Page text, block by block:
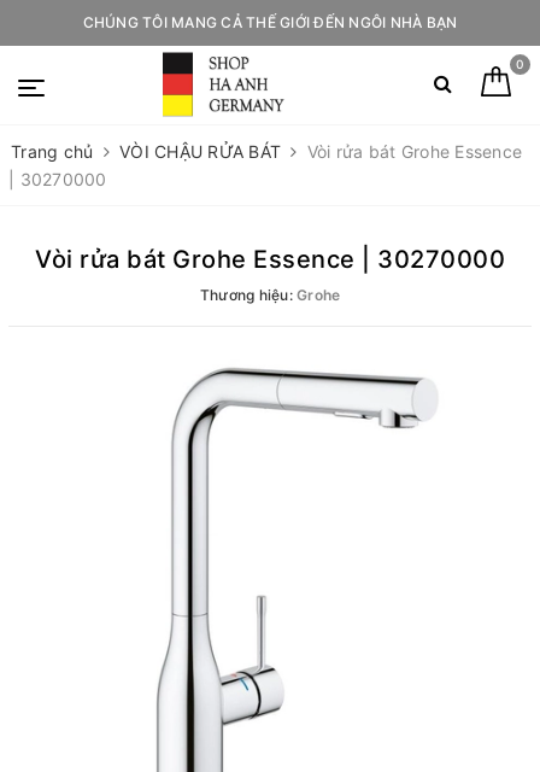
CHÚNG TÔI MANG CẢ THẾ GIỚI ĐẾN NGÔI NHÀ BẠN
0
Trang chủ VÒI CHẬU RỬA BÁT
Vòi rửa bát Grohe Essence
| 30270000
Vòi rửa bát Grohe Essence | 30270000
Thương hiệu: Grohe